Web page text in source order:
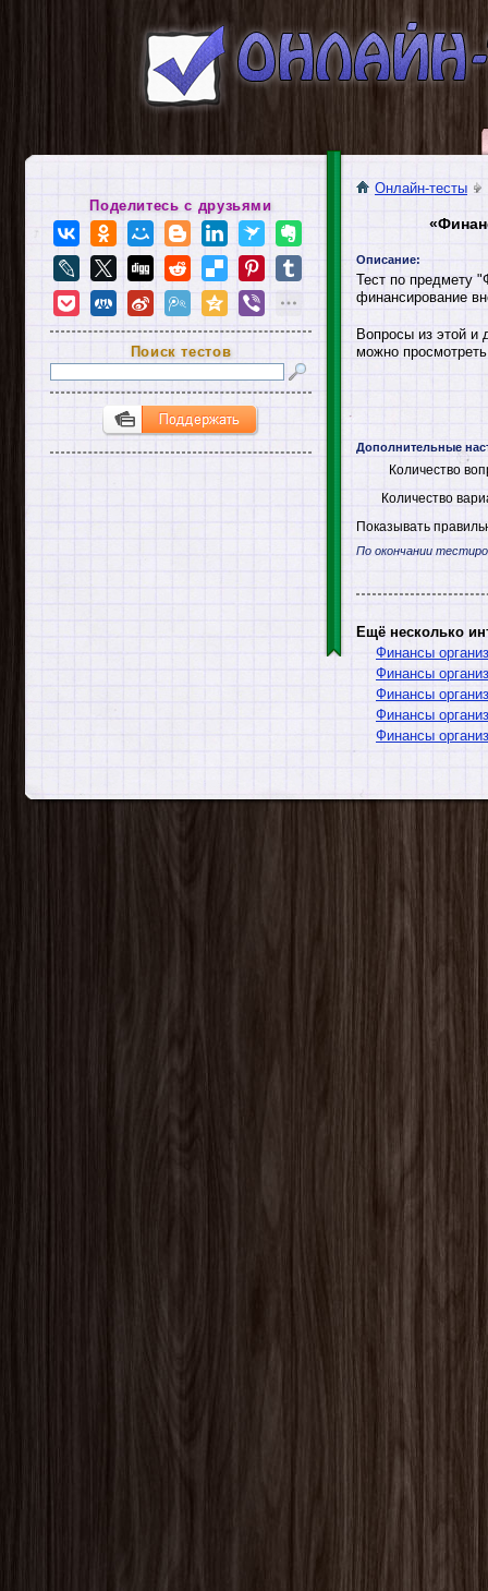
Онлайн-тесты
Описание:
Тест по предмету
финансирование
Вопросы из этой и
можно
Дополнительные
Количество
Количество
Показывать
По окончании
Ещё несколько
Финансы
Финансы
Финансы
Финансы
Финансы
Поделитесь с друзьями
Поиск тестов